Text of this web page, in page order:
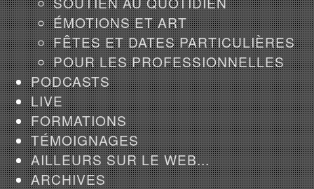
ÉMOTIONS ET ART
FÊTES ET DATES PARTICULIÈRES
POUR LES PROFESSIONNELLES
PODCASTS
LIVE
FORMATIONS
TÉMOIGNAGES
AILLEURS SUR LE WEB...
ARCHIVES